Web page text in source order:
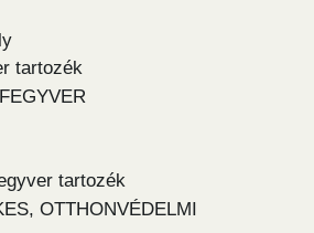
tartozék
tartozék
OTTHONVÉDELMI